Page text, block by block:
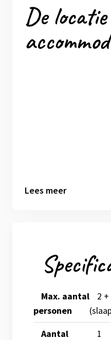
De
Lees meer
Max. aantal
personen
2 +
Aantal
1